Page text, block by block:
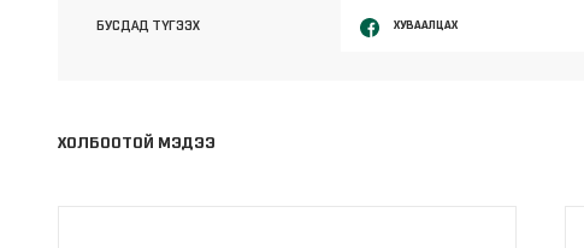
БУСДАД ТҮГЭЭХ ХУВААЛЦАХ
ХОЛБООТОЙ МЭДЭЭ